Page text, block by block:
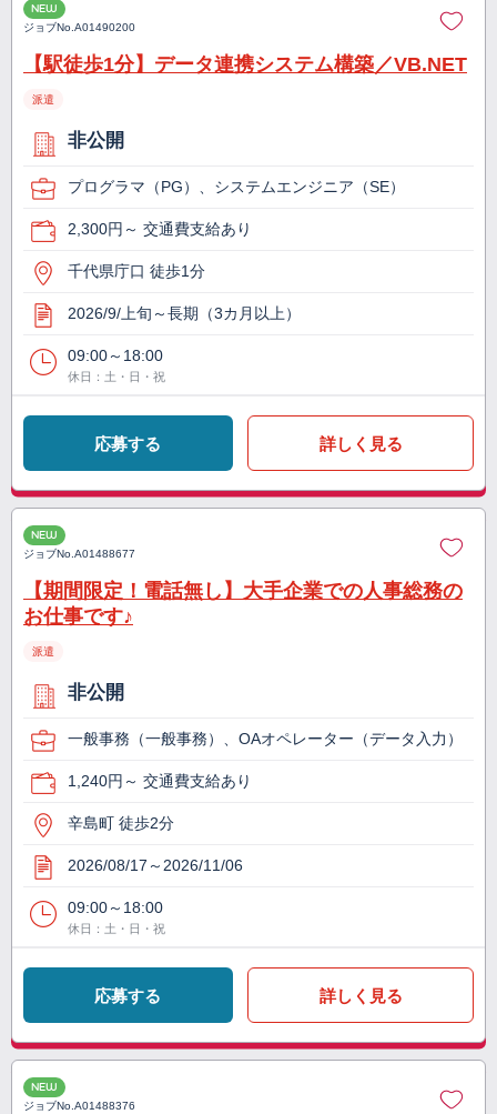
NEW
ジョブNo.A01490200
【駅徒歩1分】データ連携システム構築／VB.NET
派遣
非公開
プログラマ（PG）、システムエンジニア（SE）
2,300円～ 交通費支給あり
千代県庁口 徒歩1分
2026/9/上旬～長期（3カ月以上）
09:00～18:00
休日：土・日・祝
応募する 詳しく見る
NEW
ジョブNo.A01488677
【期間限定！電話無し】大手企業での人事総務の
お仕事です♪
派遣
非公開
一般事務（一般事務）、OAオペレーター（データ入力）
1,240円～ 交通費支給あり
辛島町 徒歩2分
2026/08/17～2026/11/06
09:00～18:00
休日：土・日・祝
応募する 詳しく見る
NEW
ジョブNo.A01488376